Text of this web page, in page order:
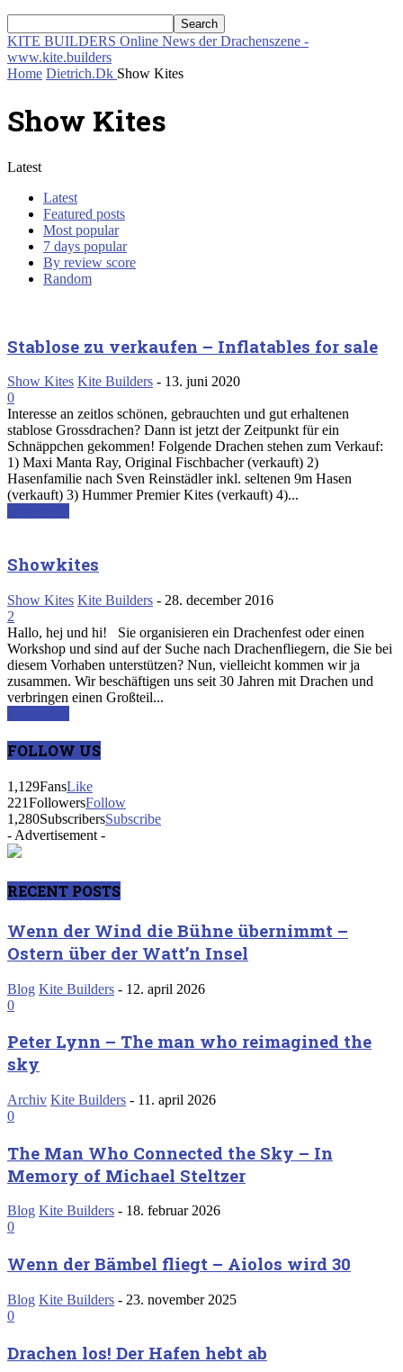
KITE BUILDERS Online News der Drachenszene -
www.kite.builders
Home Dietrich.Dk Show Kites
Show Kites
Latest
Latest
Featured posts
Most popular
7 days popular
By review score
Random
Stablose zu verkaufen – Inflatables for sale
Show Kites Kite Builders - 13. juni 2020
0
Interesse an zeitlos schönen, gebrauchten und gut erhaltenen
stablose Grossdrachen? Dann ist jetzt der Zeitpunkt für ein
Schnäppchen gekommen! Folgende Drachen stehen zum Verkauf:
1) Maxi Manta Ray, Original Fischbacher (verkauft) 2)
Hasenfamilie nach Sven Reinstädler inkl. seltenen 9m Hasen
(verkauft) 3) Hummer Premier Kites (verkauft) 4)...
Showkites
Show Kites Kite Builders - 28. december 2016
2
Hallo, hej und hi! Sie organisieren ein Drachenfest oder einen
Workshop und sind auf der Suche nach Drachenfliegern, die Sie bei
diesem Vorhaben unterstützen? Nun, vielleicht kommen wir ja
zusammen. Wir beschäftigen uns seit 30 Jahren mit Drachen und
verbringen einen Großteil...
FOLLOW US
1,129FansLike
221FollowersFollow
1,280SubscribersSubscribe
- Advertisement -
RECENT POSTS
Wenn der Wind die Bühne übernimmt –
Ostern über der Watt’n Insel
Blog Kite Builders - 12. april 2026
0
Peter Lynn – The man who reimagined the
sky
Archiv Kite Builders - 11. april 2026
0
The Man Who Connected the Sky – In
Memory of Michael Steltzer
Blog Kite Builders - 18. februar 2026
0
Wenn der Bämbel fliegt – Aiolos wird 30
Blog Kite Builders - 23. november 2025
0
Drachen los! Der Hafen hebt ab